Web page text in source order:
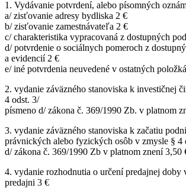
1. Vydávanie potvrdení, alebo písomných
a/ zisťovanie adresy bydliska 2 €
b/ zisťovanie zamestnávateľa 2 €
c/ charakteristika vypracovaná z dostupných
d/ potvrdenie o sociálnych pomeroch z
a evidencií 2 €
e/ iné potvrdenia neuvedené v ostatných
2. vydanie záväzného stanoviska k investičnej
4 odst. 3/
písmeno d/ zákona č. 369/1990 Zb. v platnom
3. vydanie záväzného stanoviska k začatiu
právnických alebo fyzických osôb v zmysle § 4
d/ zákona č. 369/1990 Zb v platnom znení 3,50
4. vydanie rozhodnutia o určení predajnej doby
predajni 3 €